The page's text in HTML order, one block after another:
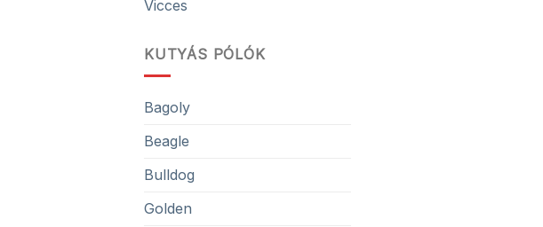
Vicces
KUTYÁS PÓLÓK
Bagoly
Beagle
Bulldog
Golden